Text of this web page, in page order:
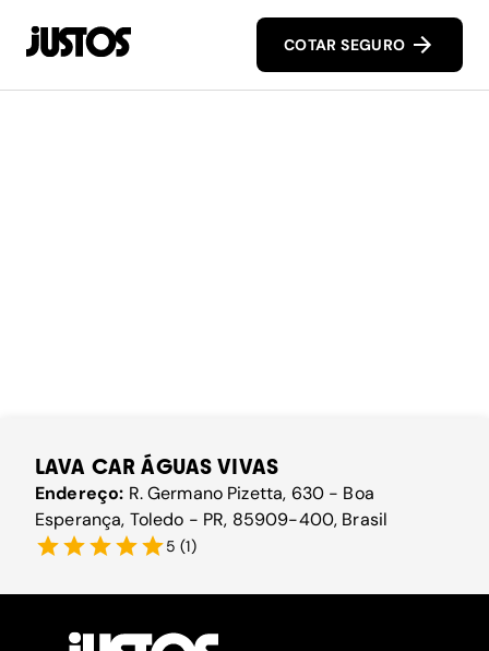
COTAR SEGURO
LAVA CAR ÁGUAS VIVAS
Endereço: R. Germano Pizetta, 630 - Boa
Esperança, Toledo - PR, 85909-400, Brasil
5 (1)